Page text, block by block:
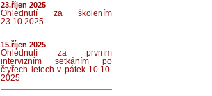
23.říjen 2025
Ohlédnutí za školením
23.10.2025
15.říjen 2025
Ohlédnutí za prvním
intervizním setkáním po
čtyřech letech v pátek 10.10.
2025